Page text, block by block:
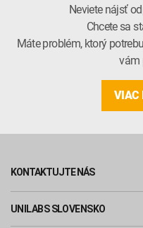
Neviete nájsť
Chcete sa
Máte problém, ktorý
vám
VIAC
KONTAKTUJTE NÁS
UNILABS SLOVENSKO